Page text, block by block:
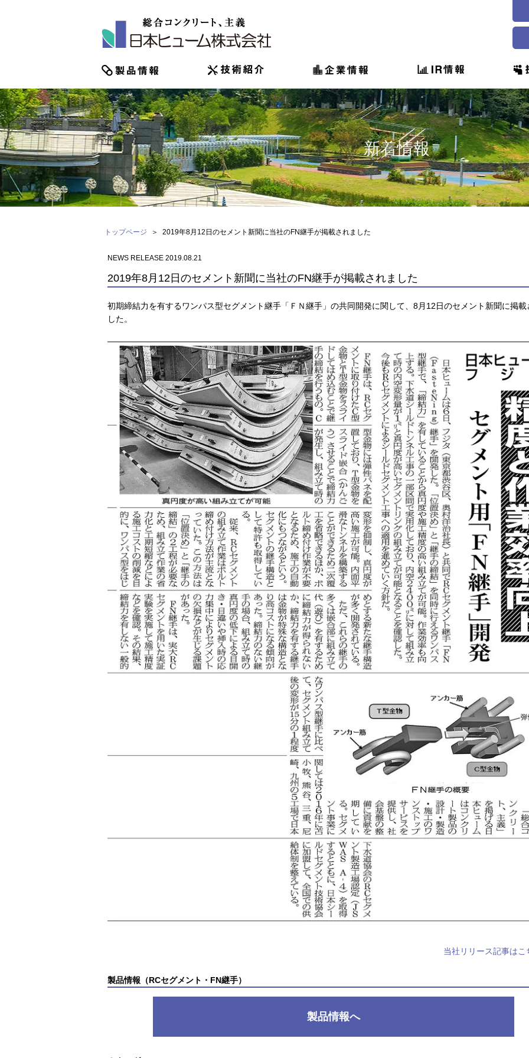
新着情報
トップページ 2019年8月12日のセメント新聞に当社のFN継手が掲載されました
NEWS RELEASE 2019.08.21
2019年8月12日のセメント新聞に当社のFN継手が掲載されました
初期締結力を有するワンパス型セグメント継手「ＦＮ継手」の共同開発に関して、8月12日のセメント新聞に掲載
した。
当社リリース記事はこ
製品情報（RCセグメント・FN継手）
製品情報へ